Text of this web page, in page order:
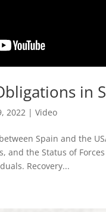
in
2022 |Video
Spain and the
the Status of Forces
Recovery...